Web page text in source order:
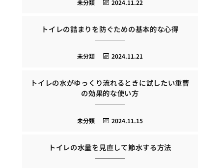
2024.11.22
未分類
トイレの詰まりを防ぐための基本的な心得
2024.11.21
未分類
トイレの水がゆっくり流れるときに試したい重曹
の効果的な使い方
2024.11.15
未分類
トイレの水量を見直して節水する方法